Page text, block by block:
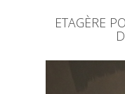
ETAGÈRE